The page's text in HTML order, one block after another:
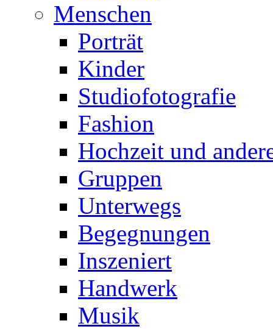
Menschen
Porträt
Kinder
Studiofotografie
Fashion
Hochzeit und
Gruppen
Unterwegs
Begegnungen
Inszeniert
Handwerk
Musik